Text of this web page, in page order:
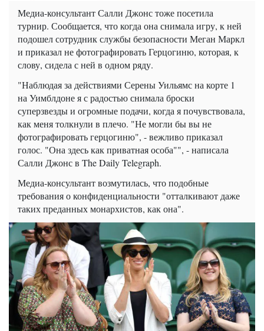
Медиа-консультант Салли Джонс тоже посетила
турнир. Сообщается, что когда она снимала игру, к ней
подошел сотрудник службы безопасности Меган Маркл
и приказал не фотографировать Герцогиню, которая, к
слову, сидела с ней в одном ряду.
"Наблюдая за действиями Серены Уильямс на корте 1
на Уимблдоне я с радостью снимала броски
суперзвезды и огромные подачи, когда я почувствовала,
как меня толкнули в плечо. "Не могли бы вы не
фотографировать герцогиню", - вежливо приказал
голос. "Она здесь как приватная особа"", - написала
Салли Джонс в The Daily Telegraph.
Медиа-консультант возмутилась, что подобные
требования о конфиденциальности "отталкивают даже
таких преданных монархистов, как она".